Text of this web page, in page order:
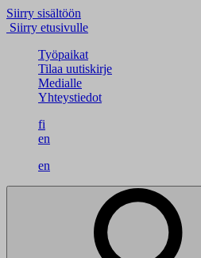
Siirry sisältöön
Siirry etusivulle
Työpaikat
Tilaa uutiskirje
Medialle
Yhteystiedot
fi
en
en